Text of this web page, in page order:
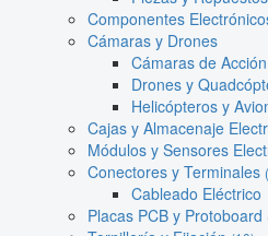
Componentes
Cámaras y Drones
Cámaras de Acción
Drones y
Helicópteros y
Cajas y Almacenaje
Módulos y Sensores
Conectores y Terminales
Cableado Eléctrico
Placas PCB y Protoboard